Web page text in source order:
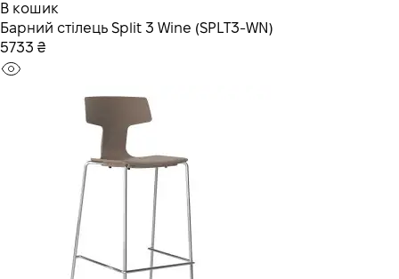
В кошик
Барний стілець Split 3 Wine (SPLT3-WN)
5733 ₴